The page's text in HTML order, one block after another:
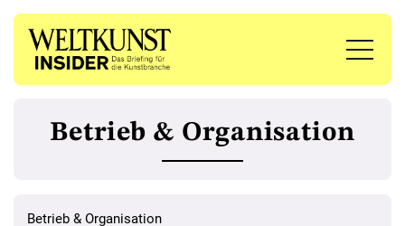
Betrieb & Organisation
Betrieb & Organisation